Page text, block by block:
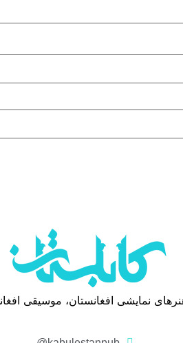
نمایشی افغانستان، موسیقی